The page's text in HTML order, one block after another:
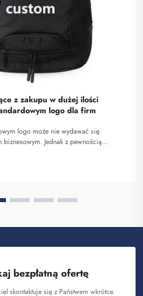
z zakupu w dużej ilości
logo dla firm
logo może nie wydawać się
biznesowym. Jednak z pewnością
która realizuje masowe zamówienia
budowania świadomości marki. Wiesz,
bezpłatną ofertę
skontaktuje się z Państwem wkrótce.